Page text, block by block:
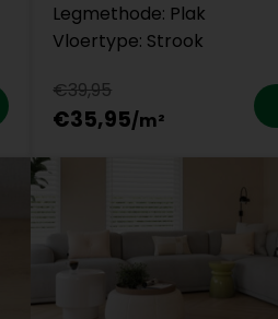
Legmethode: Plak
Vloertype: Strook
€39,95
€35,95